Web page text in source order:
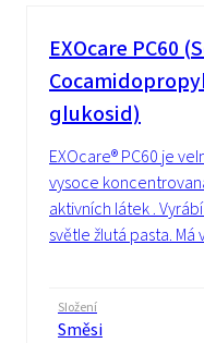
EXOcare PC60
glukosid)
EXOcare® PC60 je
vysoce
aktivních látek .
světle žlutá pasta. Má
Složení
Směsi